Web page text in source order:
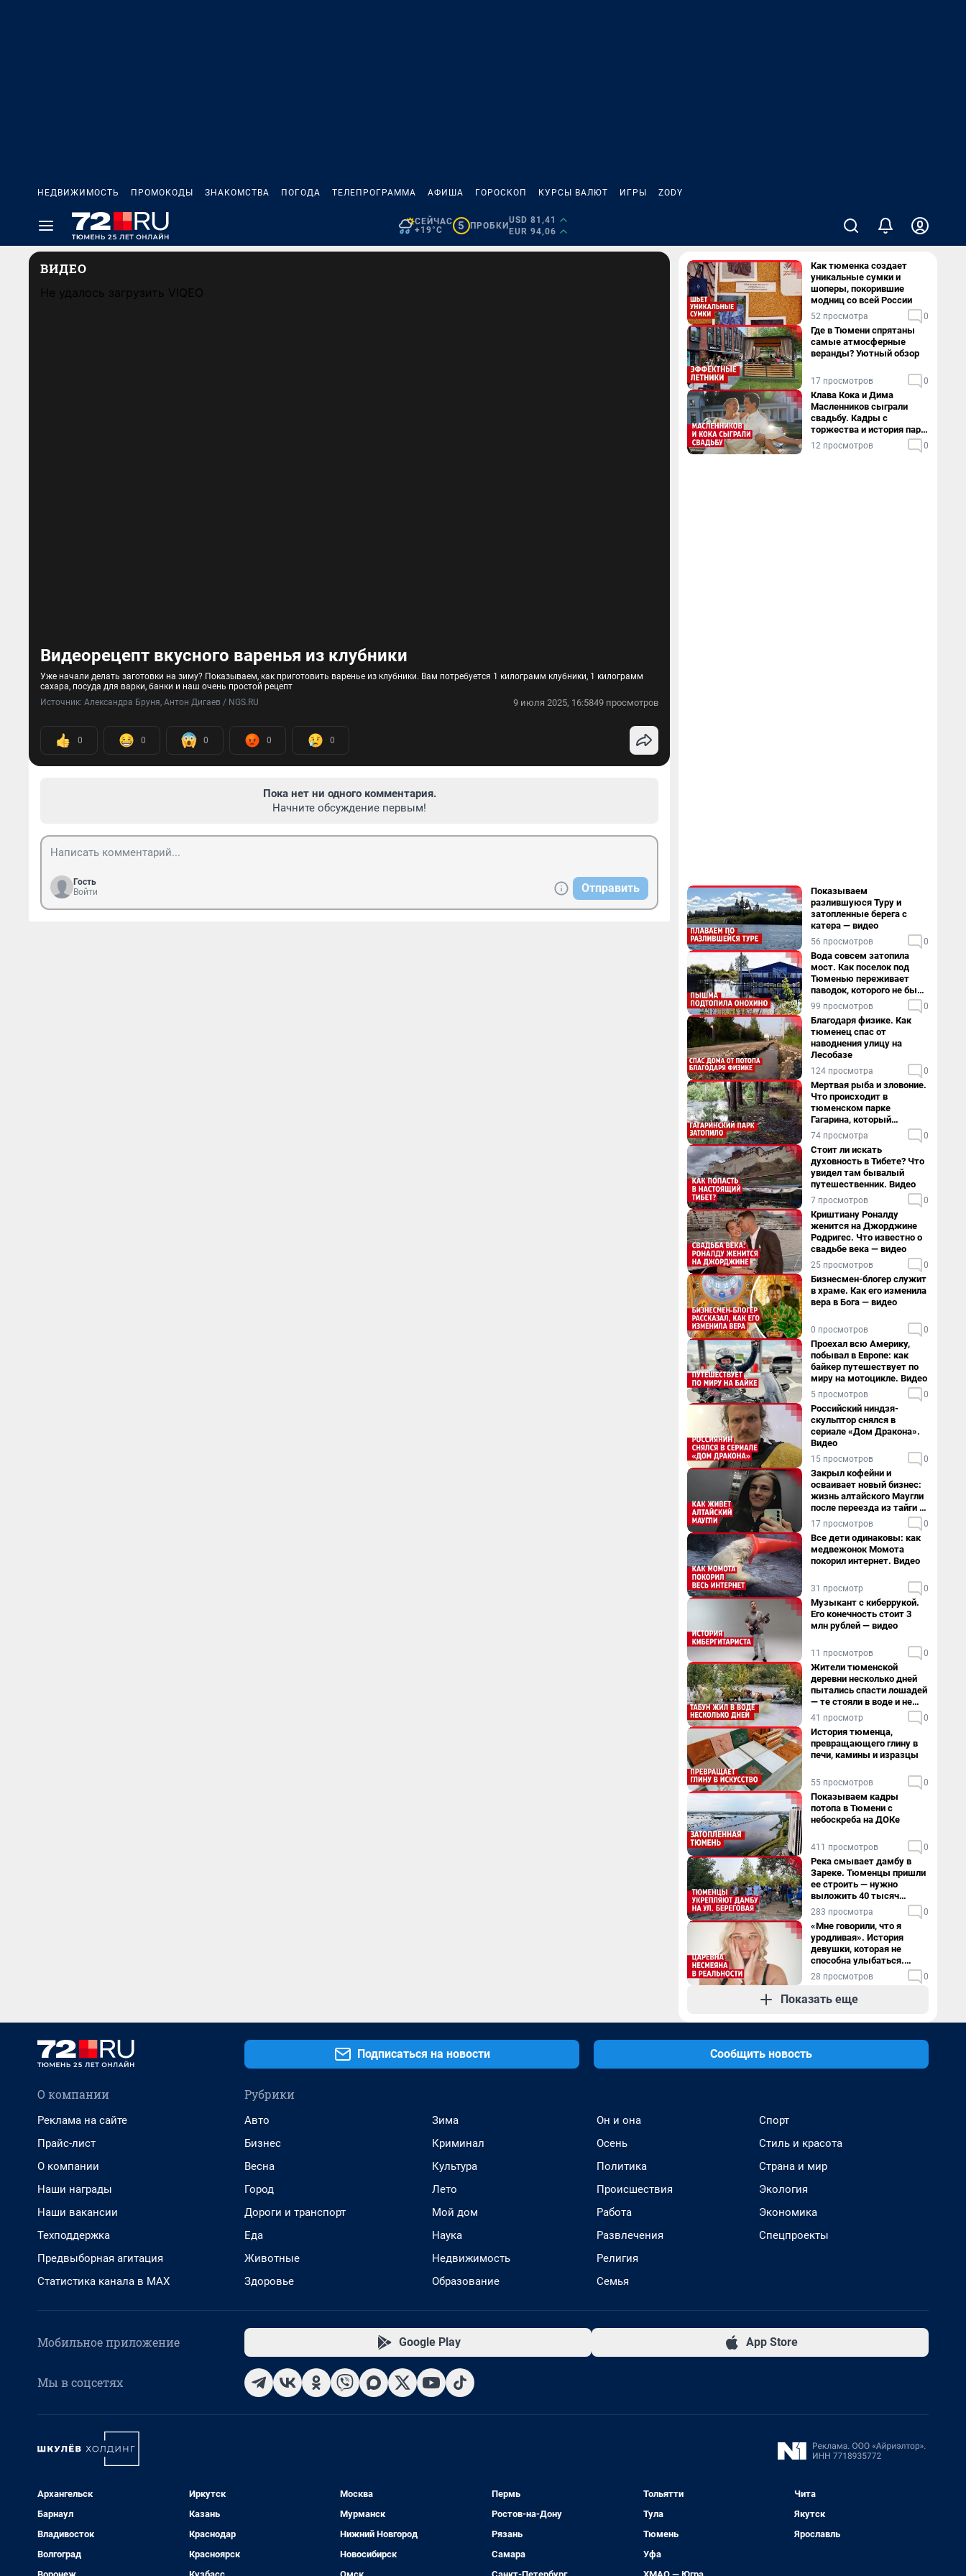
НЕДВИЖИМОСТЬ ПРОМОКОДЫ ЗНАКОМСТВА ПОГОДА ТЕЛЕПРОГРАММА АФИША ГОРОСКОП КУРСЫ ВАЛЮТ ИГРЫ ZODY
СЕЙЧАС
+19°C
5 ПРОБКИ
USD 81,41
EUR 94,06
ВИДЕО
Не удалось загрузить VIQEO
Видеорецепт вкусного варенья из клубники
Уже начали делать заготовки на зиму? Показываем, как приготовить варенье из клубники. Вам потребуется 1 килограмм клубники, 1 килограмм
сахара, посуда для варки, банки и наш очень простой рецепт
Источник: Александра Бруня, Антон Дигаев / NGS.RU 9 июля 2025, 16:5849 просмотров
0 0 0 0 0
Пока нет ни одного комментария.
Начните обсуждение первым!
Гость
Войти
Отправить
Как тюменка создает
уникальные сумки и
шоперы, покорившие
модниц со всей России
52 просмотра 0
Где в Тюмени спрятаны
самые атмосферные
веранды? Уютный обзор
17 просмотров 0
Клава Кока и Дима
Масленников сыграли
свадьбу. Кадры с
торжества и история пары
— в видео
12 просмотров 0
Показываем
разлившуюся Туру и
затопленные берега с
катера — видео
56 просмотров 0
Вода совсем затопила
мост. Как поселок под
Тюменью переживает
паводок, которого не было
в его истории — репортаж
99 просмотров 0
Благодаря физике. Как
тюменец спас от
наводнения улицу на
Лесобазе
124 просмотра 0
Мертвая рыба и зловоние.
Что происходит в
тюменском парке
Гагарина, который
поглощает черная вода
74 просмотра 0
Стоит ли искать
духовность в Тибете? Что
увидел там бывалый
путешественник. Видео
7 просмотров 0
Криштиану Роналду
женится на Джорджине
Родригес. Что известно о
свадьбе века — видео
25 просмотров 0
Бизнесмен-блогер служит
в храме. Как его изменила
вера в Бога — видео
0 просмотров 0
Проехал всю Америку,
побывал в Европе: как
байкер путешествует по
миру на мотоцикле. Видео
5 просмотров 0
Российский ниндзя-
скульптор снялся в
сериале «Дом Дракона».
Видео
15 просмотров 0
Закрыл кофейни и
осваивает новый бизнес:
жизнь алтайского Маугли
после переезда из тайги в
столицу
17 просмотров 0
Все дети одинаковы: как
медвежонок Момота
покорил интернет. Видео
31 просмотр 0
Музыкант с киберрукой.
Его конечность стоит 3
млн рублей — видео
11 просмотров 0
Жители тюменской
деревни несколько дней
пытались спасти лошадей
— те стояли в воде и не
хотели уходить
41 просмотр 0
История тюменца,
превращающего глину в
печи, камины и изразцы
55 просмотров 0
Показываем кадры
потопа в Тюмени с
небоскреба на ДОКе
411 просмотров 0
Река смывает дамбу в
Зареке. Тюменцы пришли
ее строить — нужно
выложить 40 тысяч
мешков за сутки
283 просмотра 0
«Мне говорили, что я
уродливая». История
девушки, которая не
способна улыбаться.
Видео
28 просмотров 0
Показать еще
Подписаться на новости Сообщить новость
О компании
Реклама на сайте
Прайс-лист
О компании
Наши награды
Наши вакансии
Техподдержка
Предвыборная агитация
Статистика канала в MAX
Рубрики
Авто
Бизнес
Весна
Город
Дороги и транспорт
Еда
Животные
Здоровье
Зима
Криминал
Культура
Лето
Мой дом
Наука
Недвижимость
Образование
Он и она
Осень
Политика
Происшествия
Работа
Развлечения
Религия
Семья
Спорт
Стиль и красота
Страна и мир
Экология
Экономика
Спецпроекты
Мобильное приложение Google Play App Store
Мы в соцсетях
Архангельск
Барнаул
Владивосток
Волгоград
Иркутск
Казань
Краснодар
Красноярск
Москва
Мурманск
Нижний Новгород
Новосибирск
Пермь
Ростов-на-Дону
Рязань
Самара
Тольятти
Тула
Тюмень
Уфа
Чита
Якутск
Ярославль